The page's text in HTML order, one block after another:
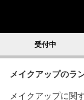
受付中
メイクアップのラ
メイクアップに関